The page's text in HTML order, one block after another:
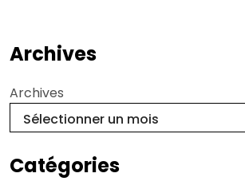
Archives
Archives
Catégories